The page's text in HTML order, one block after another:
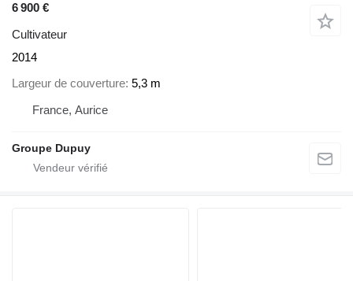
6 900 €
Cultivateur
2014
Largeur de couverture 5,3 m
France, Aurice
Groupe Dupuy